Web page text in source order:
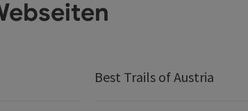
Best Trails of Austria